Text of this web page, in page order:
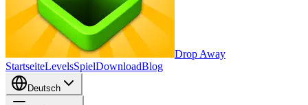
Drop Away
StartseiteLevelsSpielDownloadBlog
Deutsch